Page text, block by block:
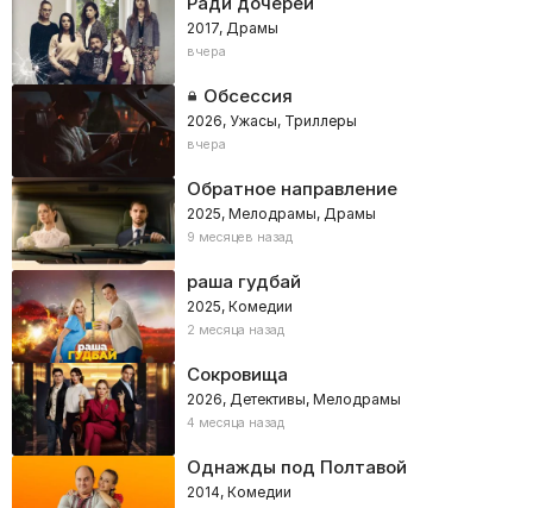
2017, Драмы
вчера
Обсессия
2026, Ужасы, Триллеры
вчера
Обратное направление
2025, Мелодрамы, Драмы
9 месяцев назад
раша гудбай
2025, Комедии
2 месяца назад
Сокровища
2026, Детективы, Мелодрамы
4 месяца назад
Однажды под Полтавой
2014, Комедии